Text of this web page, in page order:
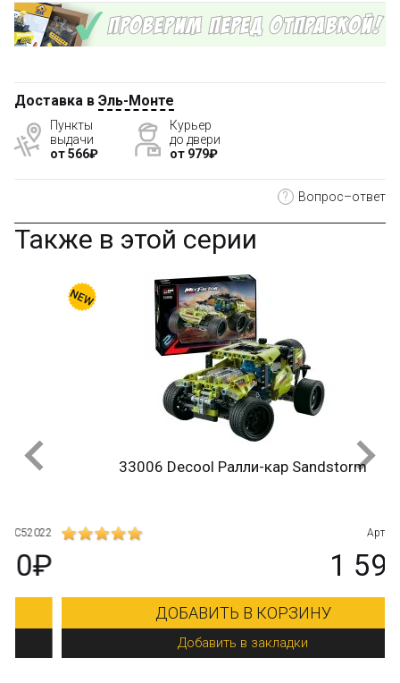
Доставка в Эль-Монте
Пункты
выдачи
от 566₽
Курьер
до двери
от 979₽
? Вопрос–ответ
Также в этой серии
33006 Decool Ралли-кар Sandstorm
Арт.: 33006
1 590₽
ДОБАВИТЬ В КОРЗИНУ
Добавить в закладки